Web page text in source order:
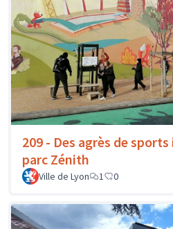
209 - Des agrès de
parc Zénith
Ville de Lyon 1 0